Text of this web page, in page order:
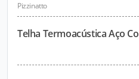
Pizzinatto
Telha Termoacústica Aço